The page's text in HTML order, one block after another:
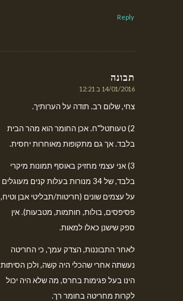
Reply
תבונה
אומר:
14/01/2016 ב 12:21
צחי, שלום רב. תודה על הערותיך.
2) טעותטל"ח. אכן החומר הוא מהר הבית
בלבד. אך גם מתקופות מאוחרות יחסית.
3) אני עצמי מחזיק באוסף תמונות מיקרי
בלבד, של 34 מנורות בעלות קנים מעוגלים
על עצמים שונים (חריטות/תבליטי אבן וטיח,
פסיפסים, בולות, חותמות, מטבעות). אין
ספק שישנן כאלו למאות.
לאחר התבוננות, הצדק עמך, כי החריטה
נעשתה אחרי שהכלי היה קשה, ולכן הסיתות
הינו בעל פגימות בחרס, מה שלא היה יכול
לקרות מחריטה בחומר רך.